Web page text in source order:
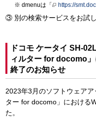
dmenuは「 https://
別の検索サービスをお試
ドコモ ケータイ SH-
ィルター for docomo
終了のお知らせ
2023年3月のソフトウェア
ター for docomo」における
た。